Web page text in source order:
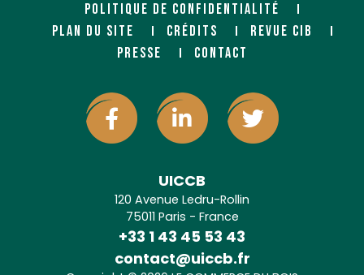
POLITIQUE DE CONFIDENTIALITÉ
PLAN DU SITE
CRÉDITS
REVUE CIB
PRESSE
CONTACT
UICCB
120 Avenue Ledru-Rollin
75011 Paris - France
+33 1 43 45 53 43
contact@uiccb.fr